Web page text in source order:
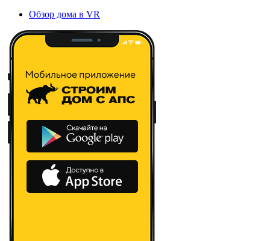
Обзор дома в VR